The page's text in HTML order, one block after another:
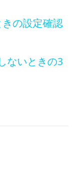
の設定確認
ないときの3